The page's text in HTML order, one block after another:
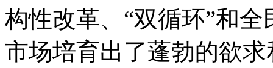
构性改革、“双循环”和
市场培育出了蓬勃的欲